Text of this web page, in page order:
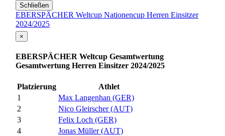
Schließen
EBERSPÄCHER Weltcup Nationencup Herren Einsitzer
2024/2025
×
EBERSPÄCHER Weltcup Gesamtwertung
Gesamtwertung Herren Einsitzer 2024/2025
Platzierung
Athlet
1
Max Langenhan (GER)
2
Nico Gleirscher (AUT)
3
Felix Loch (GER)
4
Jonas Müller (AUT)